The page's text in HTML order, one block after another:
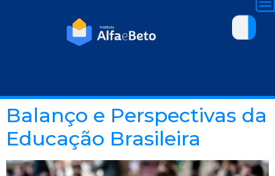
Balanço e Perspectivas da
Educação Brasileira